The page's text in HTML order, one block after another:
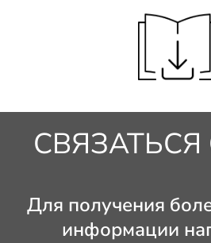
Для получения
информации